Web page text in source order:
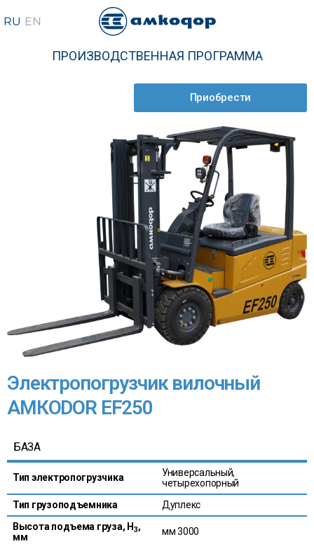
ПРОИЗВОДСТВЕННАЯ ПРОГРАММА
Приобрести
Электропогрузчик вилочный
АМКОDОR ЕF250
БАЗА
Тип электропогрузчика
Универсальный,
четырехопорный
Тип грузоподъемника
Дуплекс
Высота подъема груза, H 3,
мм
мм 3000